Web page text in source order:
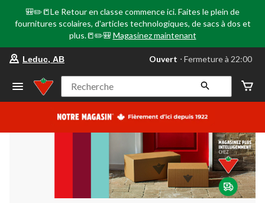
🎒✏️📒Le Retour en classe commence ici. Faites le plein de
fournitures scolaires, d'articles technologiques, de sacs à dos et
plus.📒✏️🎒 Magasinez maintenant
votre
préféré
Leduc,
AB,
courament
Fermeture
à
22:00
cliquer
pour
changer
Leduc, AB Ouvert ⋅ Fermeture à 22:00
Recherche